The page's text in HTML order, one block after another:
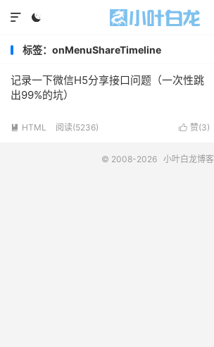


标签：onMenuShareTimeline
记录一下微信H5分享接口问题（一次性跳
出99%的坑）
 赞(3)
 HTML 阅读(5236)
© 2008-2026 小叶白龙博客